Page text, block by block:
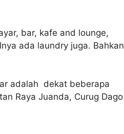
bar, kafe and lounge,
ada laundry juga. Bahkan
adalah dekat beberapa
Raya Juanda, Curug Dago